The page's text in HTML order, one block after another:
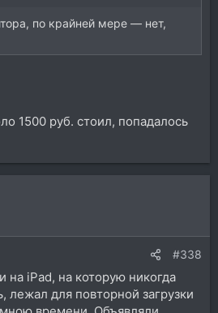
по крайней мере — нет,
1500 руб. стоил, попадалось
#338
на iPad, на которую никогда
лежал для повторной загрузки